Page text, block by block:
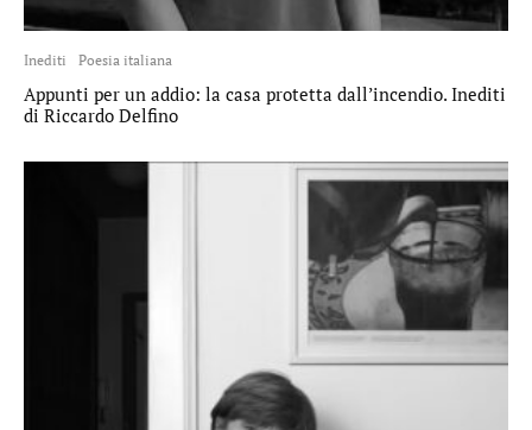
Inediti Poesia italiana
Appunti per un addio: la casa protetta dall’incendio. Inediti
di Riccardo Delfino